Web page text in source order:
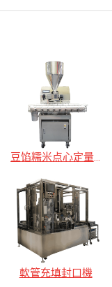
豆馅糯米点心定量填充机
軟管充填封口機